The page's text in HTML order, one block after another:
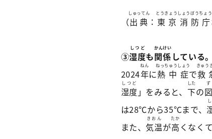
（出典
しゅってん
： 東京消防庁
とうきょうしょうぼうちょう
③湿度
しつど
も関係
かんけい
している。
2024年
ねん
に熱中症
ねっちゅうしょう
で救
きゅう
湿度
しつど
」をみると、 下
した
の図
ず
は28℃から35℃まで、
また、気温
きおん
が高
たか
くなく